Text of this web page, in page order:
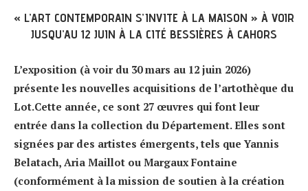
« L’ART CONTEMPORAIN S’INVITE À LA MAISON » À VOIR
JUSQU’AU 12 JUIN À LA CITÉ BESSIÈRES À CAHORS
L’exposition (à voir du 30 mars au 12 juin 2026)
présente les nouvelles acquisitions de l’artothèque du
Lot.Cette année, ce sont 27 œuvres qui font leur
entrée dans la collection du Département. Elles sont
signées par des artistes émergents, tels que Yannis
Belatach, Aria Maillot ou Margaux Fontaine
(conformément à la mission de soutien à la création